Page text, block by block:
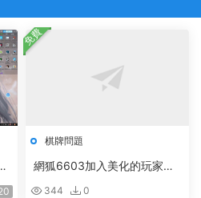
棋牌問題
網狐6603加入美化的玩家信
344 0
免費